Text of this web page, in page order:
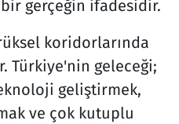
gerçeğin ifadesidir.
koridorlarında
Türkiye'nin geleceği;
geliştirmek,
ve çok kutuplu